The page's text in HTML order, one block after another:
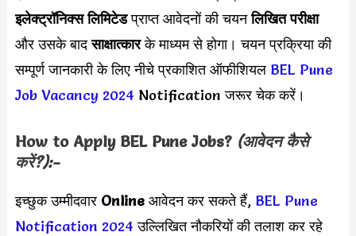
इलेक्ट्रॉनिक्स लिमिटेडप्राप्त आवेदनों की चयनलिखित परीक्षा
और उसके बादसाक्षात्कारके माध्यम से होगा। चयन प्रक्रिया की
सम्पूर्ण जानकारी के लिए नीचे प्रकाशित ऑफीशियल BEL Pune
Job Vacancy 2024 Notification जरूर चेक करें।
How to Apply BEL Pune Jobs?(आवेदन कैसे
करें?):-
इच्छुक उम्मीदवार Online आवेदन कर सकते हैं, BEL Pune
Notification 2024 उल्लिखित नौकरियों की तलाश कर रहे